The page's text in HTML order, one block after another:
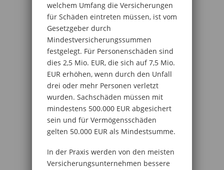
welchem Umfang die Versicherungen
für Schäden eintreten müssen, ist vom
Gesetzgeber durch
Mindestversicherungssummen
festgelegt. Für Personenschäden sind
dies 2,5 Mio. EUR, die sich auf 7,5 Mio.
EUR erhöhen, wenn durch den Unfall
drei oder mehr Personen verletzt
wurden. Sachschäden müssen mit
mindestens 500.000 EUR abgesichert
sein und für Vermögensschäden
gelten 50.000 EUR als Mindestsumme.
In der Praxis werden von den meisten
Versicherungsunternehmen bessere